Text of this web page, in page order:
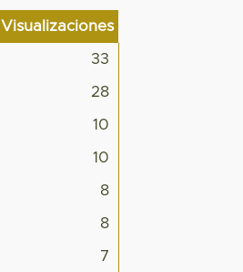
Visualizaciones
33
28
10
10
8
8
7